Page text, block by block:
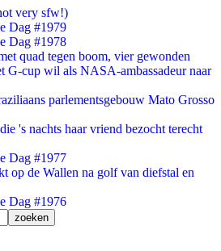
very sfw!)
Dag #1979
Dag #1978
quad tegen boom, vier gewonden
G-cup wil als NASA-ambassadeur naar
parlementsgebouw Mato Grosso
's nachts haar vriend bezocht terecht
Dag #1977
op de Wallen na golf van diefstal en
Dag #1976